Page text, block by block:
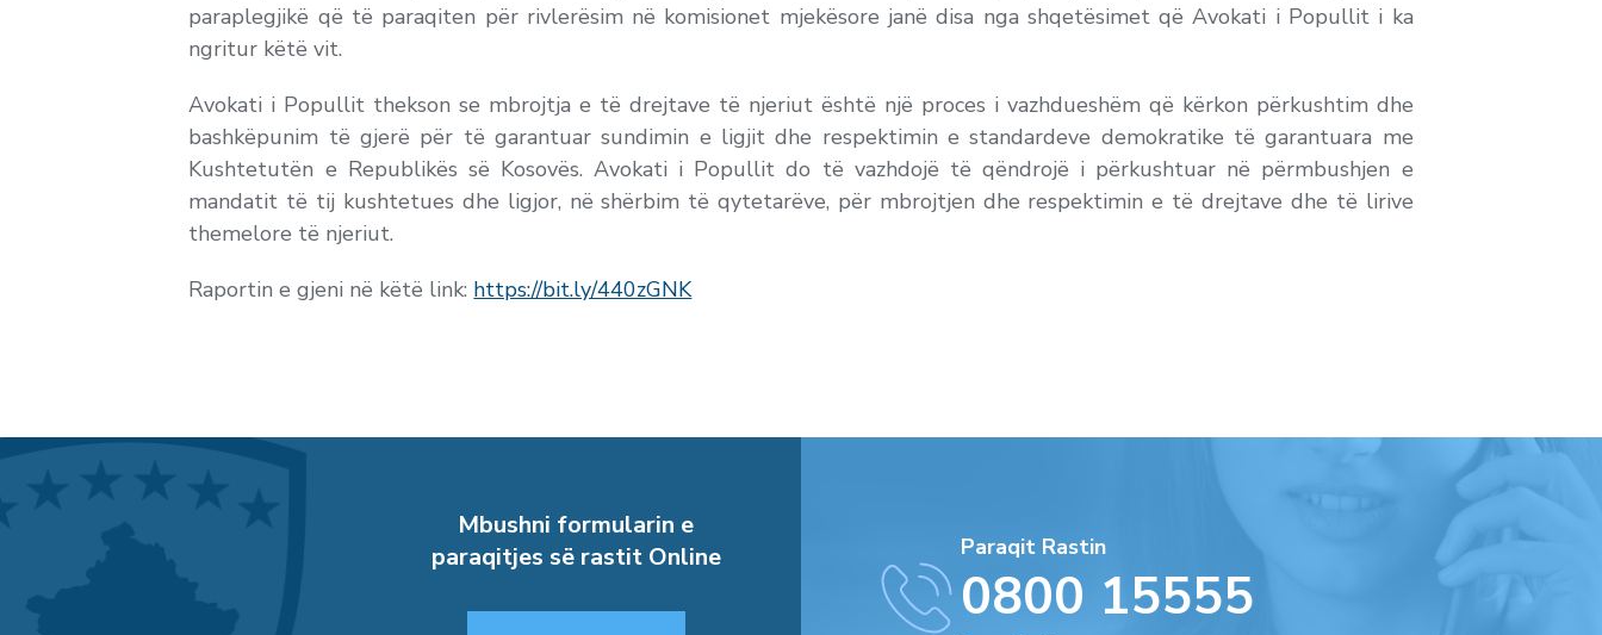
paraplegjikë që të paraqiten për rivlerësim në komisionet mjekësore janë disa nga shqetësimet që Avokati i Popullit i ka
ngritur këtë vit.
Avokati i Popullit thekson se mbrojtja e të drejtave të njeriut është një proces i vazhdueshëm që kërkon përkushtim dhe
bashkëpunim të gjerë për të garantuar sundimin e ligjit dhe respektimin e standardeve demokratike të garantuara me
Kushtetutën e Republikës së Kosovës. Avokati i Popullit do të vazhdojë të qëndrojë i përkushtuar në përmbushjen e
mandatit të tij kushtetues dhe ligjor, në shërbim të qytetarëve, për mbrojtjen dhe respektimin e të drejtave dhe të lirive
themelore të njeriut.
Raportin e gjeni në këtë link: https://bit.ly/440zGNK
Mbushni formularin e
paraqitjes së rastit Online
Paraqit Rastin
0800 15555